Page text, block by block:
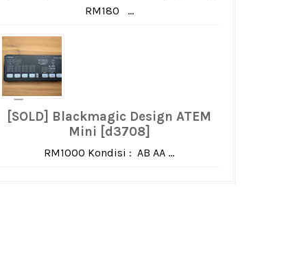
RM180 ...
[SOLD] Blackmagic Design ATEM
Mini [d3708]
RM1000 Kondisi : AB AA ...